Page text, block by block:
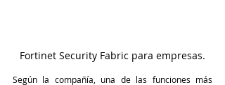
Fortinet Security Fabric para empresas.
Según la compañía, una de las funciones más